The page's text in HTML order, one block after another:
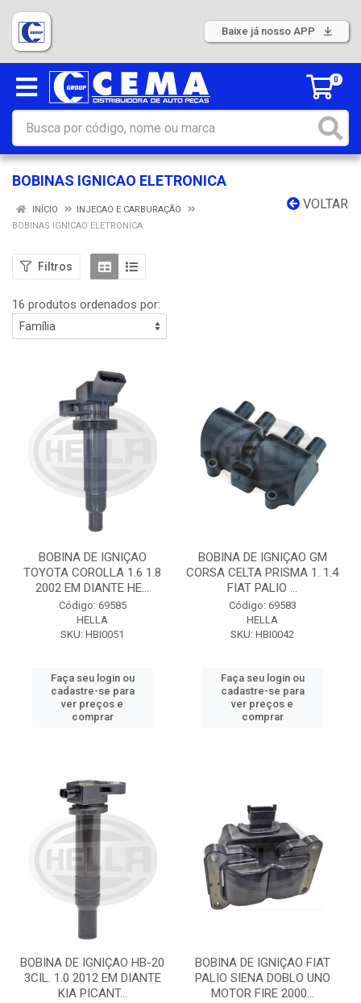
Baixe já nosso APP
0
BOBINAS IGNICAO ELETRONICA
VOLTAR
INÍCIO
INJECAO E CARBURAÇÃO
BOBINAS IGNICAO ELETRONICA
Filtros
16 produtos ordenados por:
BOBINA DE IGNIÇAO
TOYOTA COROLLA 1.6 1.8
2002 EM DIANTE HE...
Código: 69585
HELLA
SKU: HBI0051
Faça seu login ou
cadastre-se para
ver preços e
comprar
BOBINA DE IGNIÇAO GM
CORSA CELTA PRISMA 1. 1.4
FIAT PALIO ...
Código: 69583
HELLA
SKU: HBI0042
Faça seu login ou
cadastre-se para
ver preços e
comprar
BOBINA DE IGNIÇAO HB-20
3CIL. 1.0 2012 EM DIANTE
KIA PICANT...
BOBINA DE IGNIÇAO FIAT
PALIO SIENA DOBLO UNO
MOTOR FIRE 2000...